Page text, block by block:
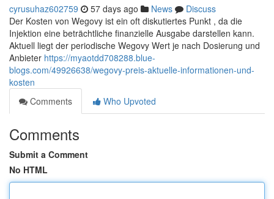
cyrusuhaz602759 57 days ago News
Discuss
Der Kosten von Wegovy ist ein oft diskutiertes Punkt , da die
Injektion eine beträchtliche finanzielle Ausgabe darstellen kann.
Aktuell liegt der periodische Wegovy Wert je nach Dosierung und
Anbieter https://myaotdd708288.blue-
blogs.com/49926638/wegovy-preis-aktuelle-informationen-und-
kosten
Comments
Who Upvoted
Comments
Submit a Comment
No HTML